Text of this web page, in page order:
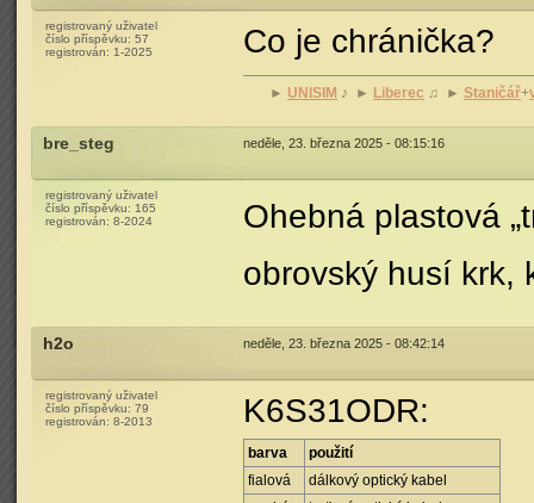
registrovaný uživatel
číslo příspěvku: 57
registrován: 1-2025 Co je chránička?
► UNISIM ♪ ► Liberec ♫ ► Staničář+
bre_steg neděle, 23. března 2025 - 08:15:16
registrovaný uživatel
číslo příspěvku: 165
registrován: 8-2024
Ohebná plastová
obrovský husí krk,
h2o neděle, 23. března 2025 - 08:42:14
registrovaný uživatel
číslo příspěvku: 79
registrován: 8-2013 K6S31ODR:
barva
použití
fialová
dálkový optický kabel